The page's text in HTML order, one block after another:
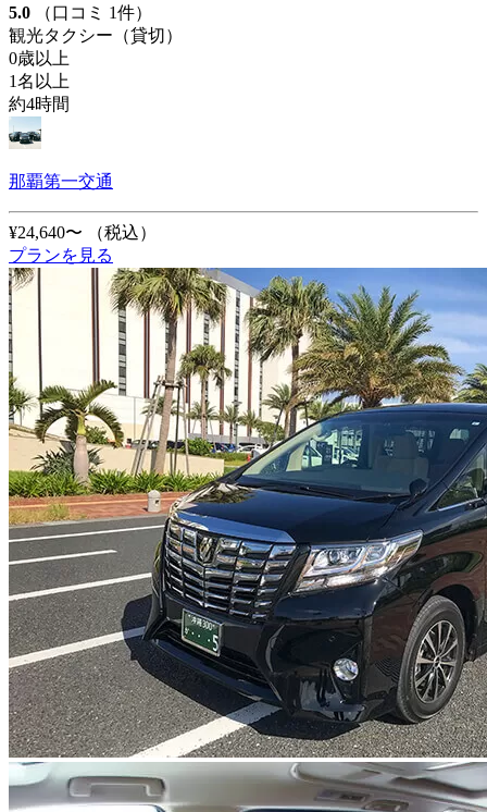
5.0
（口コミ 1件）
観光タクシー（貸切）
0歳以上
1名以上
約4時間
那覇第一交通
¥24,640〜
（税込）
プランを見る